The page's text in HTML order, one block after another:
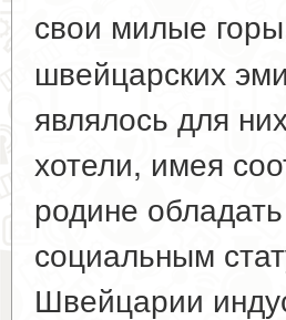
свои милые
швейцарских
являлось для
хотели, имея
родине
социальным
Швейцарии